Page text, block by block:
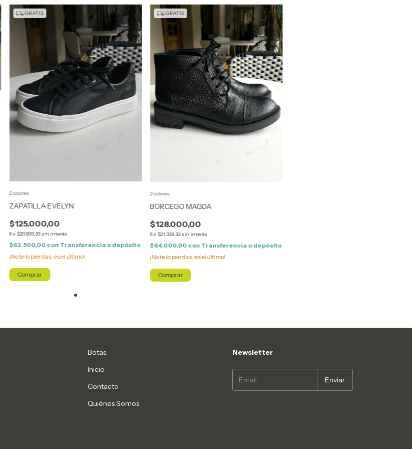
GRATIS
ZAPATILLA EVELYN
$125.000,00
6x $20.833,33sin interés
$62.500,00 con Transferencia o depósito
¡No te lo pierdas, es el último!
2 colores
Comprar
GRATIS
BORCEGO MAGDA
$128.000,00
6x $21.333,33sin interés
$64.000,00 con Transferencia o depósito
¡No te lo pierdas, es el último!
2 colores
Comprar
Botas
Inicio
Contacto
Quiénes Somos
Newsletter